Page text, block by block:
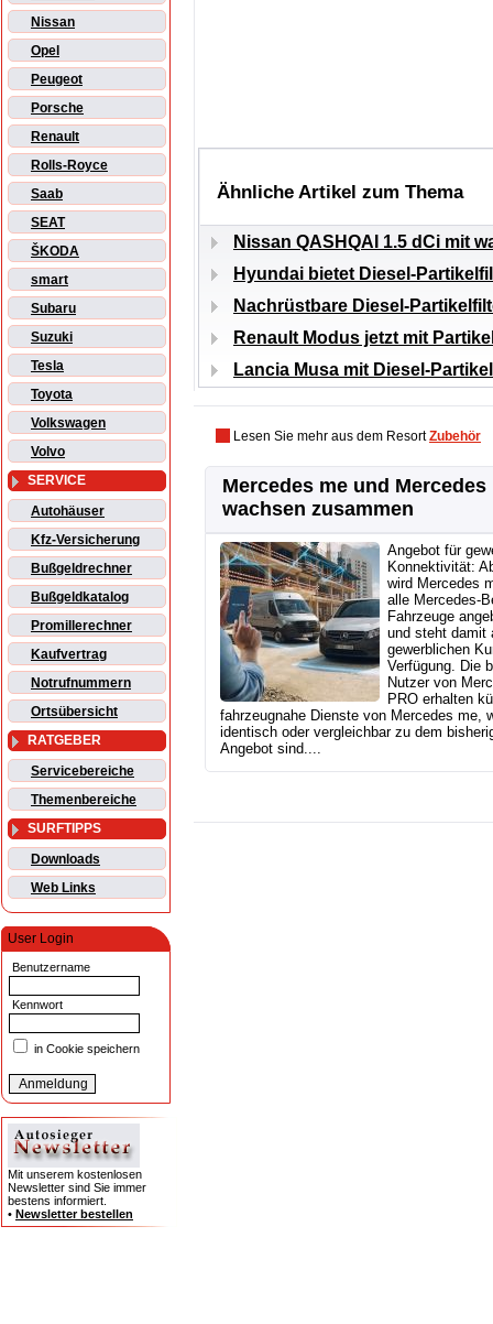
Nissan
Opel
Peugeot
Porsche
Renault
Rolls-Royce
Saab
SEAT
ŠKODA
smart
Subaru
Suzuki
Tesla
Toyota
Volkswagen
Volvo
SERVICE
Autohäuser
Kfz-Versicherung
Bußgeldrechner
Bußgeldkatalog
Promillerechner
Kaufvertrag
Notrufnummern
Ortsübersicht
RATGEBER
Servicebereiche
Themenbereiche
SURFTIPPS
Downloads
Web Links
User Login
Benutzername
Kennwort
in Cookie speichern
Mit unserem kostenlosen
Newsletter sind Sie immer
bestens informiert.
• Newsletter bestellen
Ähnliche Artikel zum Thema
Nissan QASHQAI 1.5 dCi mit
Hyundai bietet Diesel-
Nachrüstbare Diesel-
Renault Modus jetzt mit
Lancia Musa mit Diesel-
Lesen Sie mehr aus dem ResortZubehör
Mercedes me und Mercedes
wachsen zusammen
Angebot für
Konnektivität:
wird Mercedes
alle
Fahrzeuge
und steht damit
gewerblichen
Verfügung. Die
Nutzer von
PRO erhalten
fahrzeugnahe Dienste von Mercedes me,
identisch oder vergleichbar zu dem
Angebot sind....